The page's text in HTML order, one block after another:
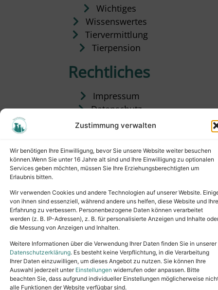
Zustimmung verwalten
Wir benötigen Ihre Einwilligung, bevor Sie unsere Website weiter besuchen
können.Wenn Sie unter 16 Jahre alt sind und Ihre Einwilligung zu optionalen
Services geben möchten, müssen Sie Ihre Erziehungsberechtigten um
Erlaubnis bitten.
Wir verwenden Cookies und andere Technologien auf unserer Website.
von ihnen sind essenziell, während andere uns helfen, diese Website und Ihre
Erfahrung zu verbessern. Personenbezogene Daten können verarbeitet
werden (z. B. IP-Adressen), z. B. für personalisierte Anzeigen und Inhalte
die Messung von Anzeigen und Inhalten.
Weitere Informationen über die Verwendung Ihrer Daten finden Sie in unserer
Datenschutzerklärung. Es besteht keine Verpflichtung, in die Verarbeitung
Ihrer Daten einzuwilligen, um dieses Angebot zu nutzen. Sie können Ihre
Auswahl jederzeit unter Einstellungen widerrufen oder anpassen. Bitte
beachten Sie, dass aufgrund individueller Einstellungen möglicherweise
alle Funktionen der Website verfügbar sind.
Wichtiges
Wissenswertes
Tiervermittlung
Tierpension
Rechtliches
Impressum
Datenschutz
Satzung
Copyright © 2024. All rights reserved.
Tel.: (02631) 55356buero@tierheim-neuwied.de
Ludwigshof 1, 56567 Neuwied